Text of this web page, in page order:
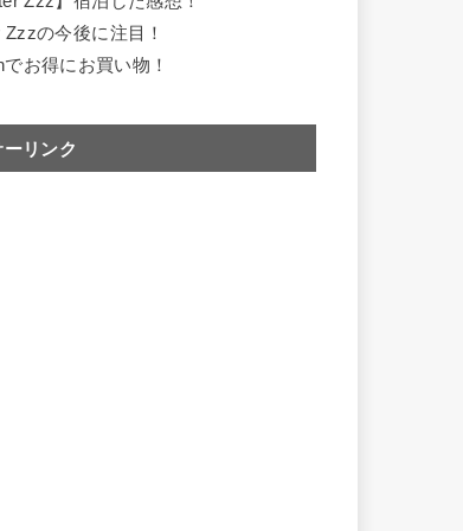
の今後に注目！
お得にお買い物！
ーリンク